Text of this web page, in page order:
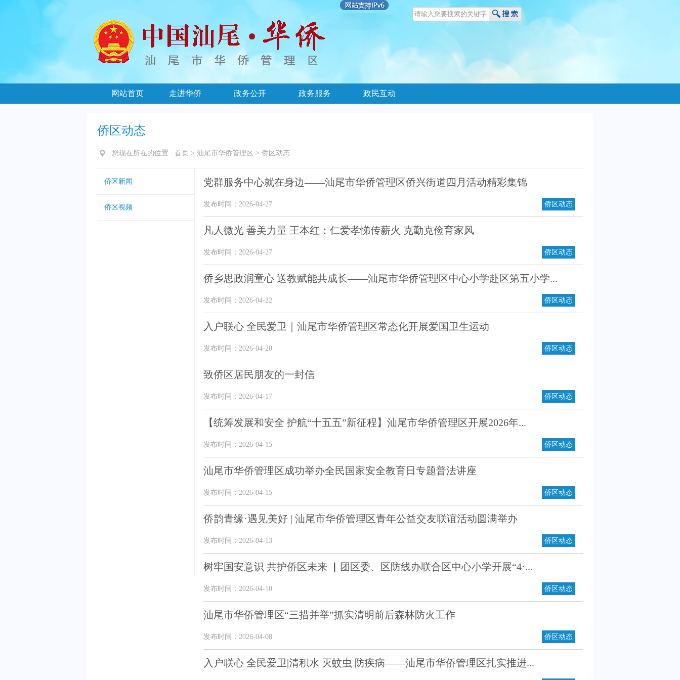
网站首页 走进华侨 政务公开 政务服务 政民互动
侨区动态
您现在所在的位置 : 首页 > 汕尾市华侨管理区 > 侨区动态
侨区新闻
侨区视频
党群服务中心就在身边——汕尾市华侨管理区侨兴街道四月活动精彩集锦
发布时间：2026-04-27 侨区动态
凡人微光 善美力量 王本红：仁爱孝悌传薪火 克勤克俭育家风
发布时间：2026-04-27 侨区动态
侨乡思政润童心 送教赋能共成长——汕尾市华侨管理区中心小学赴区第五小学...
发布时间：2026-04-22 侨区动态
入户联心 全民爱卫｜汕尾市华侨管理区常态化开展爱国卫生运动
发布时间：2026-04-20 侨区动态
致侨区居民朋友的一封信
发布时间：2026-04-17 侨区动态
【统筹发展和安全 护航“十五五”新征程】汕尾市华侨管理区开展2026年...
发布时间：2026-04-15 侨区动态
汕尾市华侨管理区成功举办全民国家安全教育日专题普法讲座
发布时间：2026-04-15 侨区动态
侨韵青缘·遇见美好 | 汕尾市华侨管理区青年公益交友联谊活动圆满举办
发布时间：2026-04-13 侨区动态
树牢国安意识 共护侨区未来 ▏团区委、区防线办联合区中心小学开展“4·...
发布时间：2026-04-10 侨区动态
汕尾市华侨管理区“三措并举”抓实清明前后森林防火工作
发布时间：2026-04-08 侨区动态
入户联心 全民爱卫|清积水 灭蚊虫 防疾病——汕尾市华侨管理区扎实推进...